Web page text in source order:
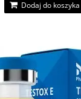
Dodaj do koszyka